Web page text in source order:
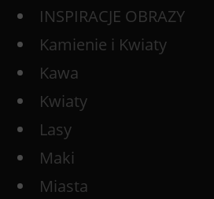
INSPIRACJE OBRAZY
Kamienie i Kwiaty
Kawa
Kwiaty
Lasy
Maki
Miasta